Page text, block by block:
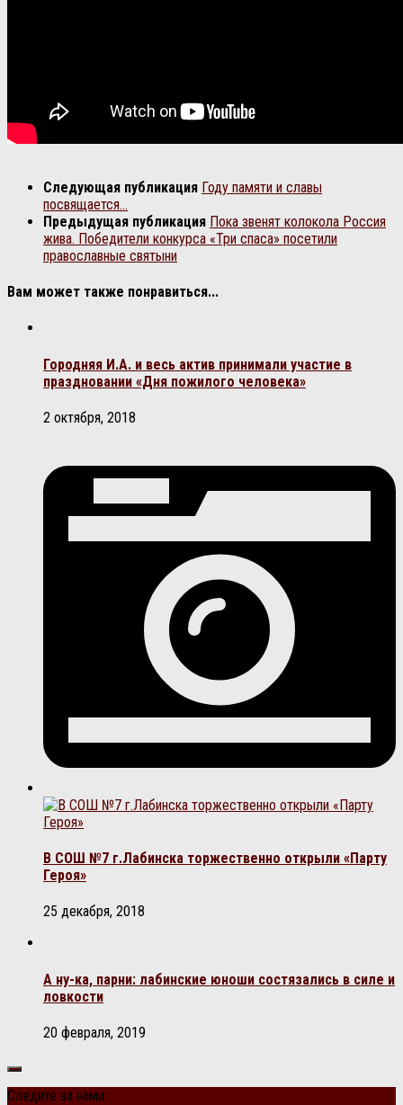
Следующая публикация Году памяти и славы
посвящается…
Предыдущая публикация Пока звенят колокола Россия
жива. Победители конкурса «Три спаса» посетили
православные святыни
Вам может также понравиться...
Городняя И.А. и весь актив принимали участие в
праздновании «Дня пожилого человека»
2 октября, 2018
В СОШ №7 г.Лабинска торжественно открыли «Парту
Героя»
25 декабря, 2018
А ну-ка, парни: лабинские юноши состязались в силе и
ловкости
20 февраля, 2019
Следите за нами: